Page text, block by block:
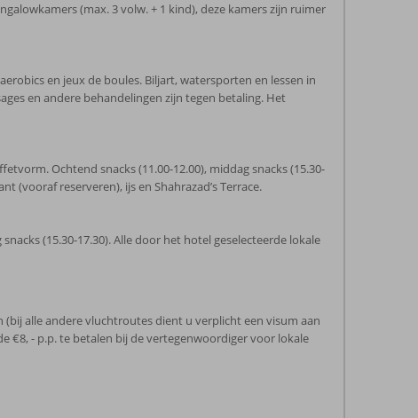
(max. 3 volw. + 1 kind), deze kamers zijn ruimer
en jeux de boules. Biljart, watersporten en lessen in
en andere behandelingen zijn tegen betaling. Het
Ochtend snacks (11.00-12.00), middag snacks (15.30-
(vooraf reserveren), ijs en Shahrazad’s Terrace.
(15.30-17.30). Alle door het hotel geselecteerde lokale
(bij alle andere vluchtroutes dient u verplicht een visum aan
€8, - p.p. te betalen bij de vertegenwoordiger voor lokale